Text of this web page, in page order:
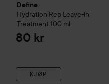
Define
Hydration Rep Leave-in
Treatment 100 ml
80 kr
KJØP